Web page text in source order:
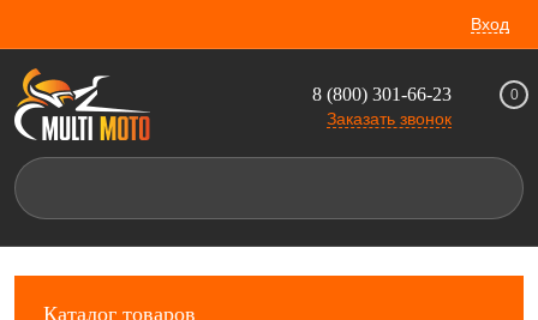
Вход
8 (800) 301-66-23
Заказать звонок
0
Каталог товаров